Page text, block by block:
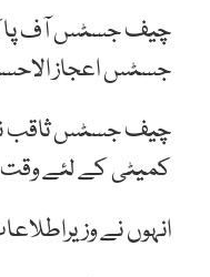
جسٹس اعجاز
چیف جسٹس ثاقب
کمیٹی کے لئے وقت
انہوں نے